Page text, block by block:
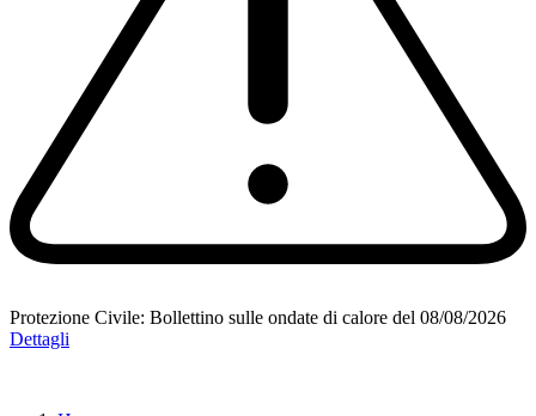
Protezione Civile: Bollettino sulle ondate di calore del 08/08/2026
Dettagli